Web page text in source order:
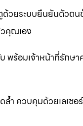
ด้วยระบบยืนยันตัว
คุณเอง
ร้อมเจ้าหน้าที่รักษ
ควบคุมด้วยเลเซอร์